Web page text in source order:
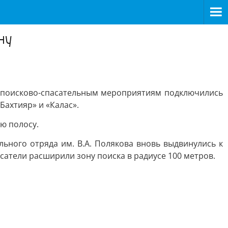
спасательным мероприятиям подключились
и «Калас».
полосу.
отряда им. В.А. Полякова вновь выдвинулись к
расширили зону поиска в радиусе 100 метров.